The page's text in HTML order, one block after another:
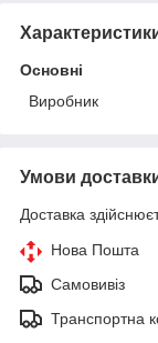
Основні
Виробник
Умови
Доставка
Нова Пошта
Самовивіз
Транспортна